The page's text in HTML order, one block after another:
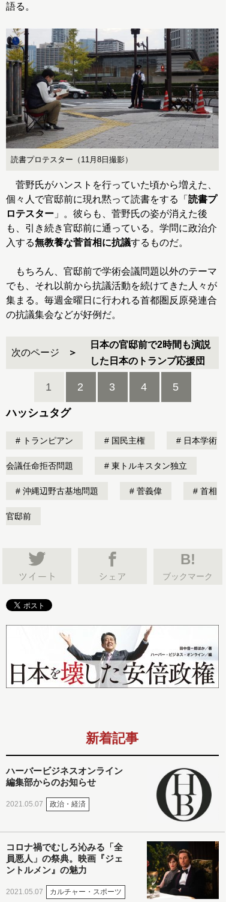
語る。
読書プロテスター（11月8日撮影）
菅野氏がハンストを行っていた頃から増えた、
個々人で官邸前に現れ黙って読書をする「 読書プ
ロテスター 」。彼らも、菅野氏の姿が消えた後
も、引き続き官邸前に通っている。学問に政治介
入する無教養な菅首相に抗議するものだ。
もちろん、官邸前で学術会議問題以外のテーマ
でも、それ以前から抗議活動を続けてきた人々が
集まる。毎週金曜日に行われる首都圏反原発連合
の抗議集会などが好例だ。
次のページ
日本の官邸前で2時間も演説
した日本のトランプ応援団
1 2 3 4 5
ハッシュタグ
トランピアン 国民主権 日本学術
会議任命拒否問題 東トルキスタン独立
沖縄辺野古基地問題 菅義偉 首相
官邸前
B!
ブックマーク
新着記事
ハーバービジネスオンライン
編集部からのお知らせ
2021.05.07 政治・経済
コロナ禍でむしろ沁みる「全
員悪人」の祭典。映画『ジェ
ントルメン』の魅力
2021.05.07 カルチャー・スポーツ